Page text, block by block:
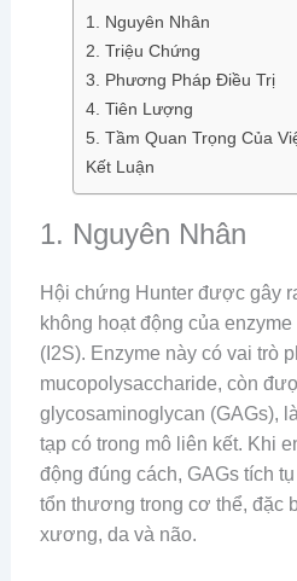
1. Nguyên Nhân
2. Triệu Chứng
3. Phương Pháp Điều Trị
4. Tiên Lượng
5. Tầm Quan Trọng Của
Kết Luận
1. Nguyên Nhân
Hội chứng Hunter được gây
không hoạt động của
(I2S). Enzyme này có vai trò
mucopolysaccharide, còn
glycosaminoglycan (GAGs),
tạp có trong mô liên kết. Khi
động đúng cách, GAGs tích
tổn thương trong cơ thể, đặc
xương, da và não.